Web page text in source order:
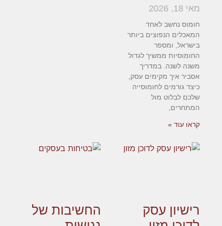
מאי 18, 2026
חומוס נחשב לאחד
המאכלים הנפוצים ביותר
בישראל, ומספר
החומוסיות ממשיך לגדול
משנה לשנה. במדריך
אסביר איך מקימים עסק,
כיצד גורמים לחומוסייה
שלכם לבלוט מול
המתחרים,
קראו עוד »
רישיון עסק
החשיבות של